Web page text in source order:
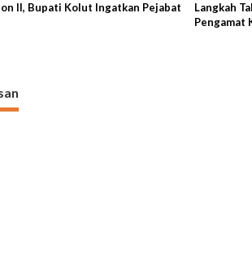
II, Bupati Kolut Ingatkan Pejabat
Langkah
Pengamat